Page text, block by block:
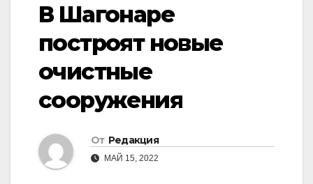
В Шагонаре
построят новые
очистные
сооружения
От Редакция
МАЙ 15, 2022